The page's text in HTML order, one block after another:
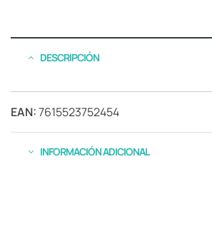
DESCRIPCIÓN
EAN:7615523752454
INFORMACIÓN ADICIONAL